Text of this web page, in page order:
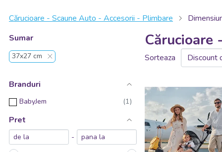
Cărucioare - Scaune Auto - Accesorii - Plimbare
Sumar
37x27 cm
Branduri
BabyJem
Pret
-
Cărucioare
Sorteaza